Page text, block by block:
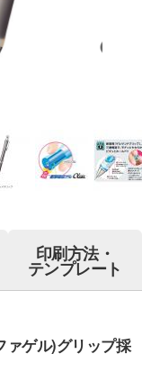
印刷方法・
テンプレート
ゲル)グリップ採